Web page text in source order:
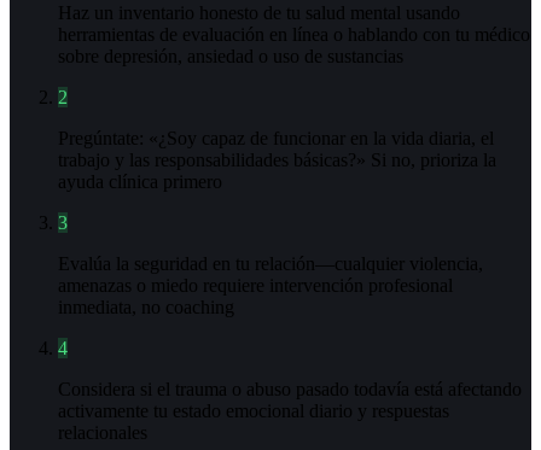
Haz un inventario honesto de tu salud mental usando
herramientas de evaluación en línea o hablando con tu médico
sobre depresión, ansiedad o uso de sustancias
2
Pregúntate: «¿Soy capaz de funcionar en la vida diaria, el
trabajo y las responsabilidades básicas?» Si no, prioriza la
ayuda clínica primero
3
Evalúa la seguridad en tu relación—cualquier violencia,
amenazas o miedo requiere intervención profesional
inmediata, no coaching
4
Considera si el trauma o abuso pasado todavía está afectando
activamente tu estado emocional diario y respuestas
relacionales